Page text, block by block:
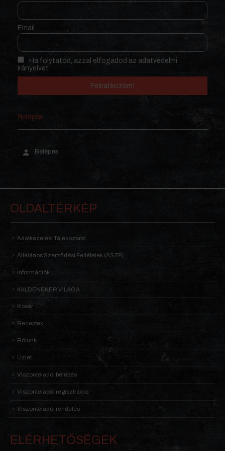
Email
Ha folytatod, azzal elfogadod az adatvédelmi
irányelvet
Belépés
Belépés
OLDALTÉRKÉP
Adatkezelési Tájékoztató
Általános Szerződési Feltételek (ÁSZF)
Információk
KALDENEKER VILÁGA
Kosár
Receptek
Rólunk
Üzlet
Viszonteladói belépés
Viszonteladói regisztráció
Viszonteladói rendelés
ELÉRHETŐSÉGEK